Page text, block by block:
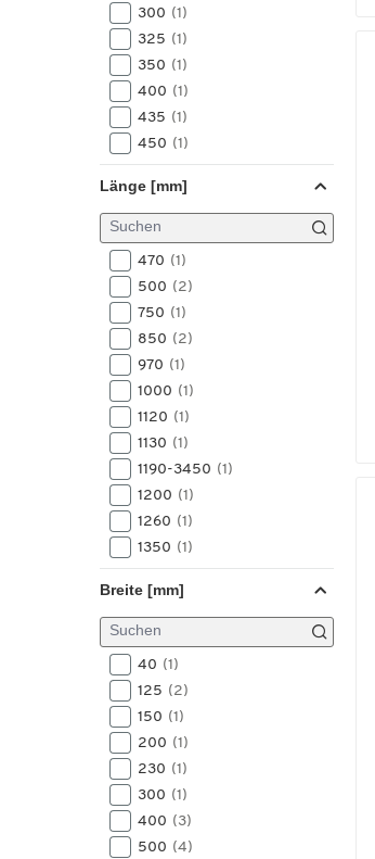
300 (1)
325 (1)
350 (1)
400 (1)
435 (1)
450 (1)
500(10)
590(1)
600
665(1)
Länge [mm]
470 (1)
500 (2)
750 (1)
850 (2)
970 (1)
1000 (1)
1120 (1)
1130 (1)
1190-3450 (1)
1200 (1)
1260 (1)
1350 (1)
1500(4)
1900(1)
1970
2000(5)
Breite [mm]
40 (1)
125 (2)
150 (1)
200 (1)
230 (1)
300 (1)
400 (3)
500 (4)